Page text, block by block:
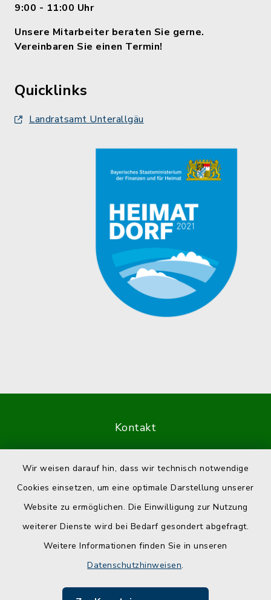
Wir weisen darauf hin, dass wir technisch notwendige
Cookies einsetzen, um eine optimale Darstellung unserer
Website zu ermöglichen. Die Einwilligung zur Nutzung
weiterer Dienste wird bei Bedarf gesondert abgefragt.
Weitere Informationen finden Sie in unseren
Datenschutzhinweisen.
9:00 - 11:00 Uhr
Unsere Mitarbeiter beraten Sie gerne.
Vereinbaren Sie einen Termin!
Quicklinks
Landratsamt Unterallgäu
Kontakt
Datenschutz
Impressum
Sitemap
Cookie-Einstellungen